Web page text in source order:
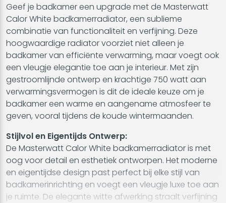
Geef je badkamer een upgrade met de Masterwatt
Calor White badkamerradiator, een sublieme
combinatie van functionaliteit en verfijning. Deze
hoogwaardige radiator voorziet niet alleen je
badkamer van efficiënte verwarming, maar voegt ook
een vleugje elegantie toe aan je interieur. Met zijn
gestroomlijnde ontwerp en krachtige 750 watt aan
verwarmingsvermogen is dit de ideale keuze om je
badkamer een warme en aangename atmosfeer te
geven, vooral tijdens de koude wintermaanden.
Stijlvol en Eigentijds Ontwerp:
De Masterwatt Calor White badkamerradiator is met
oog voor detail en esthetiek ontworpen. Het moderne
en eigentijdse design past perfect bij elke stijl van
badkamerinrichting en voegt een vleugje luxe toe aan
je ruimte. De elegante witte afwerking straalt verfijning